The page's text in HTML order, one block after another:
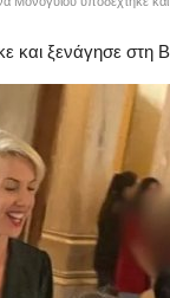
ξενάγησε στη